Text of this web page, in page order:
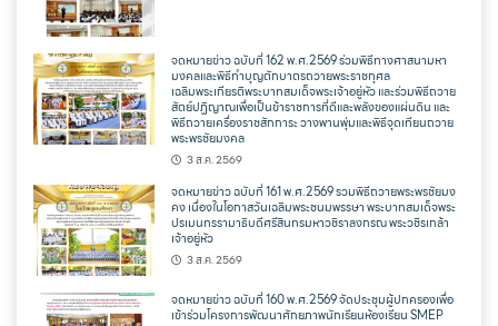
จดหมายข่าว ฉบับที่ 162 พ.ศ.2569 ร่วมพิธีทางศาสนามหา
มงคลและพิธีทำบุญตักบาตรถวายพระราชกุศล
เฉลิมพระเกียรติพระบาทสมเด็จพระเจ้าอยู่หัว และร่วมพิธีถวาย
สัตย์ปฏิญาณเพื่อเป็นข้าราชการที่ดีและพลังของแผ่นดิน และ
พิธีถวายเครื่องราชสักการะ วางพานพุ่มและพิธีจุดเทียนถวาย
พระพรชัยมงคล
3 ส.ค. 2569
จดหมายข่าว ฉบับที่ 161 พ.ศ.2569 รวมพิธีถวายพระพรชัยมง
คง เนื่องในโอกาสวันเฉลิมพระชนมพรรษา พระบาทสมเด็จพระ
ปรเมนทรรามาธิบดีศรีสินทรมหาวชิราลงกรณ พระวชิรเกล้า
เจ้าอยู่หัว
3 ส.ค. 2569
จดหมายข่าว ฉบับที่ 160 พ.ศ.2569 จัดประชุมผู้ปกครองเพื่อ
เข้าร่วมโครงการพัฒนาศักยภาพนักเรียนห้องเรียน SMEP